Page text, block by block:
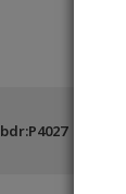
bdr:P4027